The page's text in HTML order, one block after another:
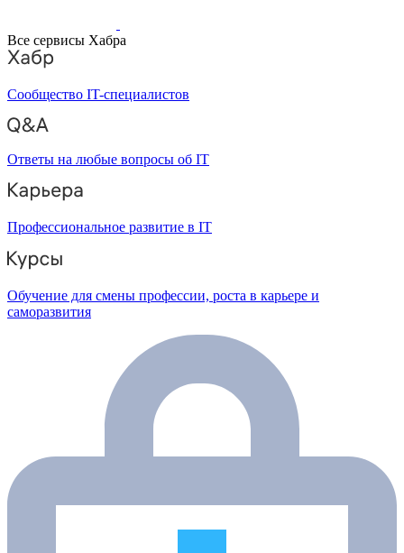
Все сервисы Хабра
Сообщество IT-специалистов
Ответы на любые вопросы об IT
Профессиональное развитие в IT
Обучение для смены профессии, роста в карьере и
саморазвития